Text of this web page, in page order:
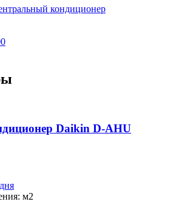
кондиционер
Daikin D-AHU
м2